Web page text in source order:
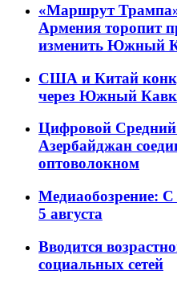
«Маршрут Трампа»
Армения торопит
изменить Южный
США и Китай
через Южный
Цифровой Средний
Азербайджан
оптоволокном
Медиаобозрение: С
5 августа
Вводится
социальных сетей